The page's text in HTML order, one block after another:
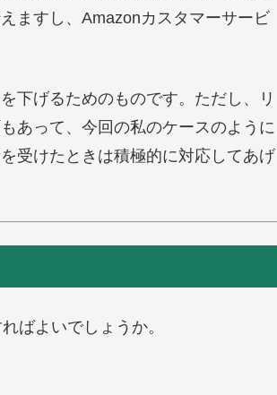
ますし、Amazonカスタマーサービ
下げるためのものです。ただし、リ
あって、今回の私のケースのように
受けたときは積極的に対応してあげ
ばよいでしょうか。